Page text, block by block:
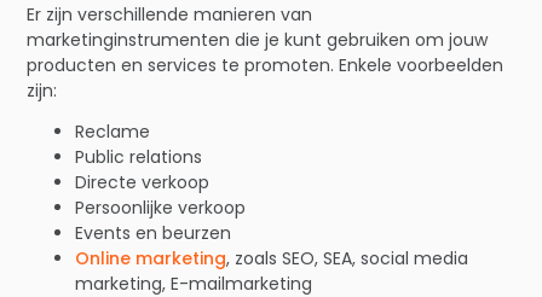
Er zijn verschillende manieren van
marketinginstrumenten die je kunt gebruiken om jouw
producten en services te promoten. Enkele voorbeelden
zijn:
Reclame
Public relations
Directe verkoop
Persoonlijke verkoop
Events en beurzen
Online marketing, zoals SEO, SEA, social media
marketing, E-mailmarketing